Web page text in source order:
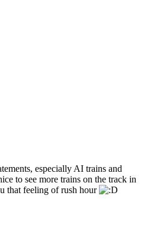
especially AI trains and
to see more trains on the track in
that feeling of rush hour